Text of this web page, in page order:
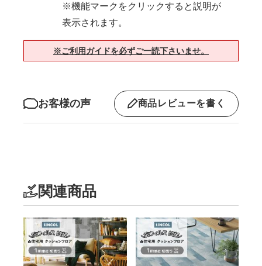
※機能マークをクリックすると説明が
表示されます。
※ご利用ガイドを必ずご一読下さいませ。
お客様の声 商品レビューを書く
関連商品